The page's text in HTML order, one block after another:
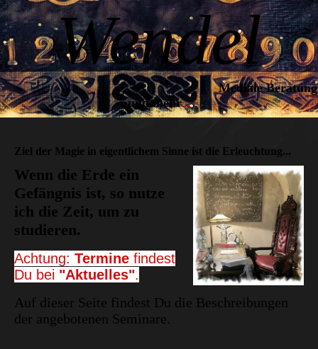
Wendel
Mediale Beratung
und mehr...
Ziel der Magie in eigentlichem Sinne ist die Erleuchtung...
Wenn die Erde ein
Gefängnis ist, so nutze
ich die Zeit, um zu
studieren.
Achtung: Termine findest
Du bei "Aktuelles".
Auf dieser Seite findest Du die Beschreibungen
der angebotenen Seminare.